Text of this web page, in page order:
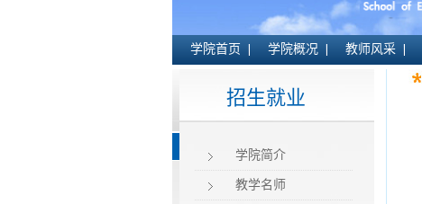
学院首页 学院概况 教师风采
招生就业
学院简介
教学名师